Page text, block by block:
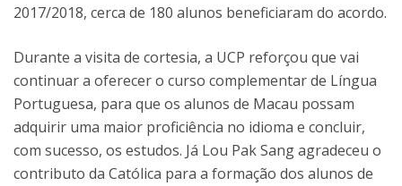
2017/2018, cerca de 180 alunos beneficiaram do acordo.
Durante a visita de cortesia, a UCP reforçou que vai
continuar a oferecer o curso complementar de Língua
Portuguesa, para que os alunos de Macau possam
adquirir uma maior proficiência no idioma e concluir,
com sucesso, os estudos. Já Lou Pak Sang agradeceu o
contributo da Católica para a formação dos alunos de